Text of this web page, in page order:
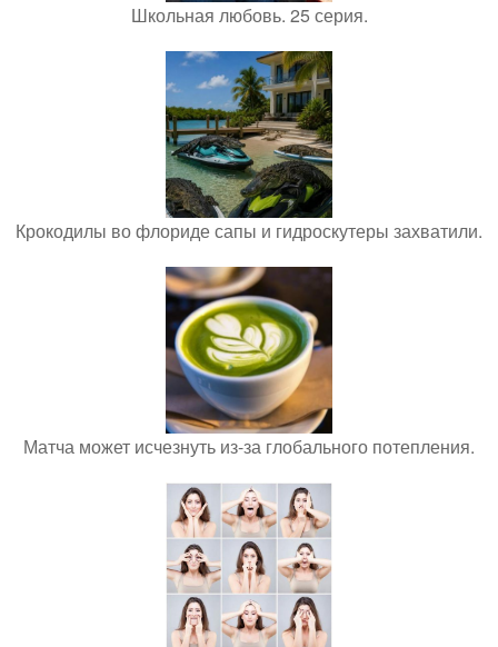
Школьная любовь. 25 серия.
Крокодилы во флориде сапы и гидроскутеры захватили.
Матча может исчезнуть из-за глобального потепления.